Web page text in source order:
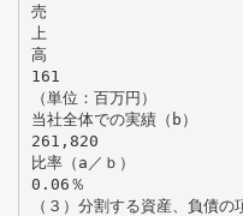
売
上
高
161
（単位：百万円）
当社全体での実績（b）
261,820
比率（a／ｂ）
0.06％
（３）分割する資産、負債